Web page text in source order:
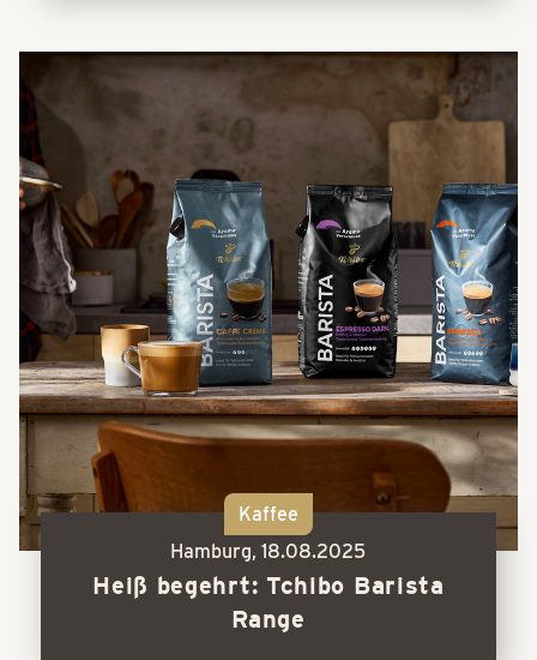
Kaffee
Hamburg,18.08.2025
Heiß begehrt: Tchibo Barista
Range